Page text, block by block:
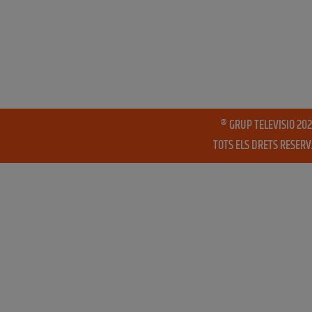
® GRUP TELEVISIO
TOTS ELS DRETS